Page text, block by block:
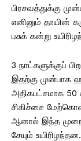
பிரசவத்துக்கு
எனினும் தாயின்
பசுக் கன்று
3 நாட்களுக்குப்
இதற்கு முன்பாக
அதிகபட்சமாக 50
சிகிச்சை
ஆனால் இந்த முறை
சேயும் உயிரிழந்தன.